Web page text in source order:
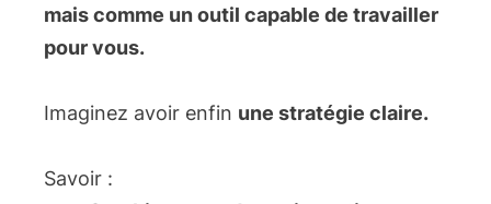
mais comme un outil capable de travailler
pour vous.
Imaginez avoir enfin une stratégie claire.
Savoir :